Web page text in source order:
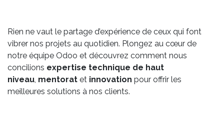
Rien ne vaut le partage d’expérience de ceux qui font
vibrer nos projets au quotidien. Plongez au cœur de
notre équipe Odoo et découvrez comment nous
concilions expertise technique de haut
niveau, mentorat et innovation pour offrir les
meilleures solutions à nos clients.